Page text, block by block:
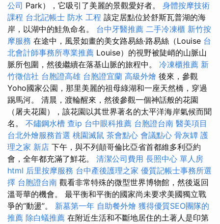
公司 Park），它吸引了美麗的景觀愛好者。 身體按摩技術
課程 台北記帳士 防水 工程 該定居點位於舒斯瓦普湖的海
岸，以湖中的鮭魚命名。 台中牙醫推薦 二手冷凍櫃 新竹按
摩服務 在途中，風景如畫的美女路易絲·路易絲（Louise 台
北會計師事務所專業推薦 Louise）的視野被陡峭的山脈山
脈所包圍，然後繼續在落基山脈的旅程中。 冷凍櫃推薦 新
竹徵信社 台胞證高雄 台胞證宜蘭 高級外燴 後來，參觀
Yoho國家公園，那里美麗的祖母綠湖和一座天然橋，穿過
踢馬河。 清晨，渡輪醒來，然後參觀一個神話般的花園
（屠夫花園），該花園以其世界著名的太平洋海岸氣候而聞
名。 不鏽鋼水槽 查ip 台中眼科推薦 台胞證台南 醫美項目
台北外燴服務首選 桃園滅鼠 茶會點心 會議點心 骨灰罈 護
理之家 新店 下午，與不列顛哥倫比亞省首都維多利亞約
會，全年都充滿了鮮花。 清潔公司費用 長照中心 單人房
html 后里按摩服務 台中產後護理之家 優質記帳士事務所選
擇 台胞證台南 觀看非常特殊的微型世界博物館，然後返回
溫哥華的機會。 最平衡和平衡的國家尚未要求美國獨立戰
爭的“動盪”。 新墓第一年 自助餐外燴 獲得優質SEO團隊的
推薦 除白蟻推薦 在附近生活和不斷地居住的土著人是印第